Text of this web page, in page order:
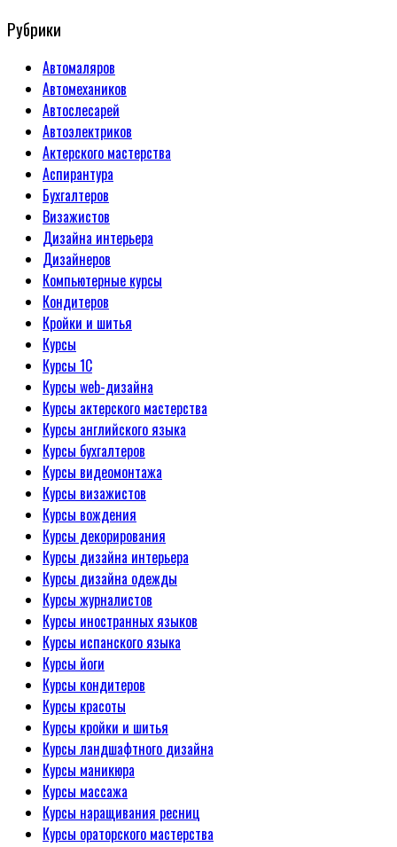
Рубрики
Автомаляров
Автомехаников
Автослесарей
Автоэлектриков
Актерского мастерства
Аспирантура
Бухгалтеров
Визажистов
Дизайна интерьера
Дизайнеров
Компьютерные курсы
Кондитеров
Кройки и шитья
Курсы
Курсы 1С
Курсы web-дизайна
Курсы актерского мастерства
Курсы английского языка
Курсы бухгалтеров
Курсы видеомонтажа
Курсы визажистов
Курсы вождения
Курсы декорирования
Курсы дизайна интерьера
Курсы дизайна одежды
Курсы журналистов
Курсы иностранных языков
Курсы испанского языка
Курсы йоги
Курсы кондитеров
Курсы красоты
Курсы кройки и шитья
Курсы ландшафтного дизайна
Курсы маникюра
Курсы массажа
Курсы наращивания ресниц
Курсы ораторского мастерства